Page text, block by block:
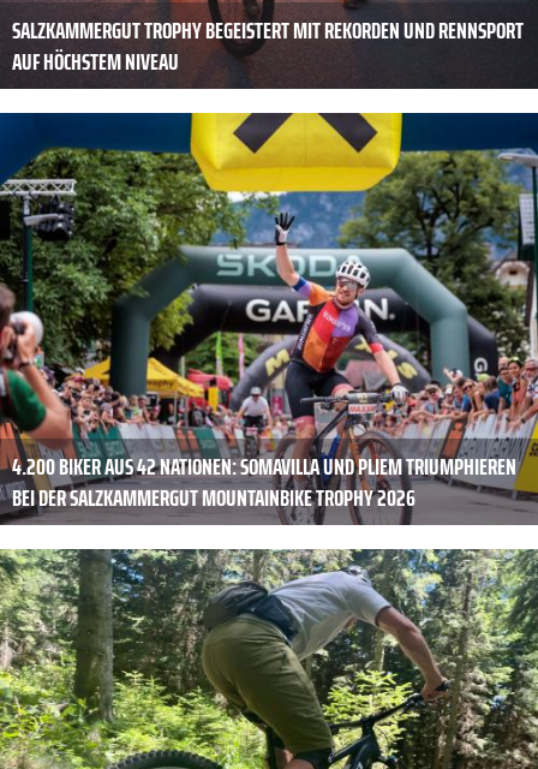
SALZKAMMERGUT TROPHY BEGEISTERT MIT REKORDEN UND RENNSPORT
AUF HÖCHSTEM NIVEAU
4.200 BIKER AUS 42 NATIONEN: SOMAVILLA UND PLIEM TRIUMPHIEREN
BEI DER SALZKAMMERGUT MOUNTAINBIKE TROPHY 2026